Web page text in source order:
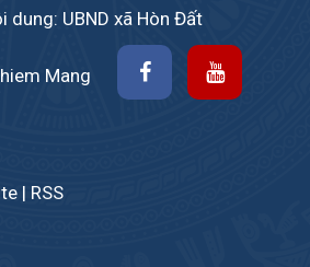
dung: UBND xã Hòn Đất
| RSS